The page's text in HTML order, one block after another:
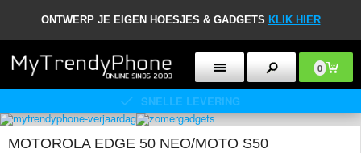
ONTWERP JE EIGEN HOESJES & GADGETS KLIK HIER
0
SNELLE LEVERING
MOTOROLA EDGE 50 NEO/MOTO S50